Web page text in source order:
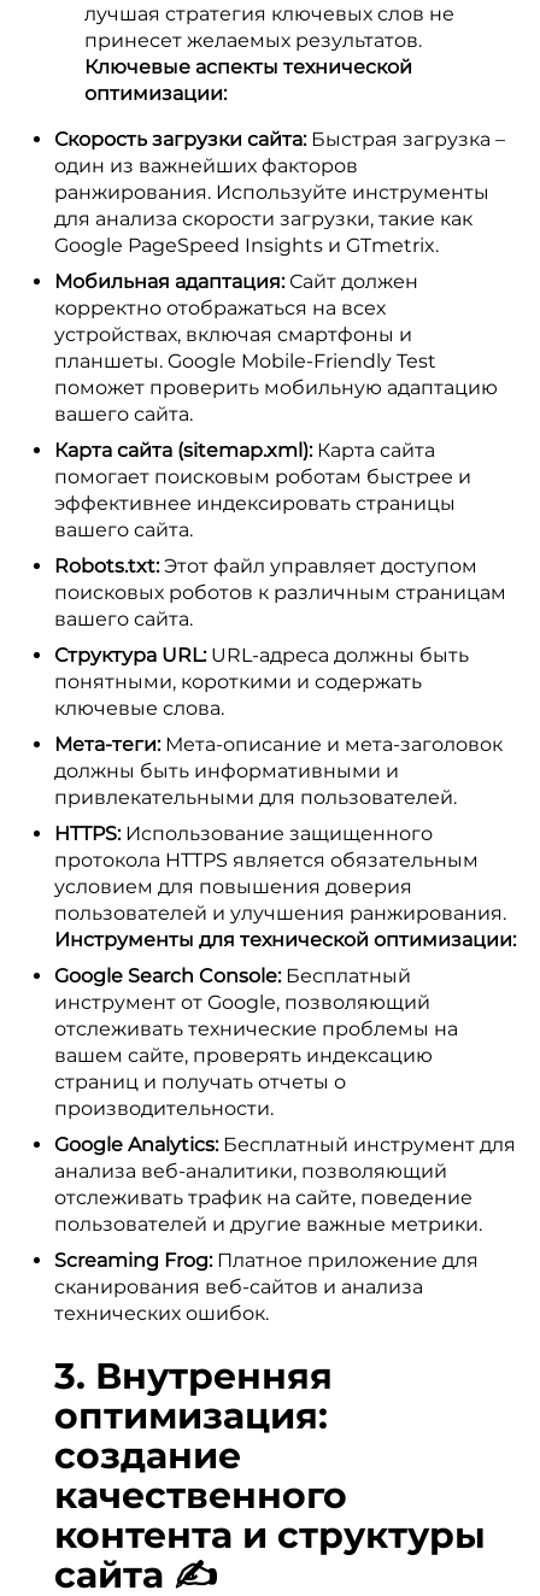
лучшая стратегия ключевых слов не
принесет желаемых результатов.
Ключевые аспекты технической
оптимизации:
Скорость загрузки сайта:Быстрая загрузка –
один из важнейших факторов
ранжирования. Используйте инструменты
для анализа скорости загрузки, такие как
Google PageSpeed Insights и GTmetrix.
Мобильная адаптация:Сайт должен
корректно отображаться на всех
устройствах, включая смартфоны и
планшеты. Google Mobile-Friendly Test
поможет проверить мобильную адаптацию
вашего сайта.
Карта сайта (sitemap.xml):Карта сайта
помогает поисковым роботам быстрее и
эффективнее индексировать страницы
вашего сайта.
Robots.txt:Этот файл управляет доступом
поисковых роботов к различным страницам
вашего сайта.
Структура URL:URL-адреса должны быть
понятными, короткими и содержать
ключевые слова.
Мета-теги:Мета-описание и мета-заголовок
должны быть информативными и
привлекательными для пользователей.
HTTPS:Использование защищенного
протокола HTTPS является обязательным
условием для повышения доверия
пользователей и улучшения ранжирования.
Инструменты для технической оптимизации:
Google Search Console:Бесплатный
инструмент от Google, позволяющий
отслеживать технические проблемы на
вашем сайте, проверять индексацию
страниц и получать отчеты о
производительности.
Google Analytics:Бесплатный инструмент для
анализа веб-аналитики, позволяющий
отслеживать трафик на сайте, поведение
пользователей и другие важные метрики.
Screaming Frog:Платное приложение для
сканирования веб-сайтов и анализа
технических ошибок.
3. Внутренняя
оптимизация:
создание
качественного
контента и структуры
сайта ✍️